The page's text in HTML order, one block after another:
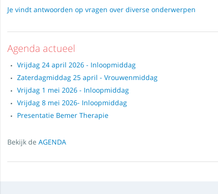
Je vindt antwoorden op vragen over diverse onderwerpen
Agenda actueel
Vrijdag 24 april 2026 - Inloopmiddag
Zaterdagmiddag 25 april - Vrouwenmiddag
Vrijdag 1 mei 2026 - Inloopmiddag
Vrijdag 8 mei 2026- Inloopmiddag
Presentatie Bemer Therapie
Bekijk de AGENDA